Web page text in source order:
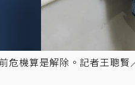
危機算是解除。記者王聰賢